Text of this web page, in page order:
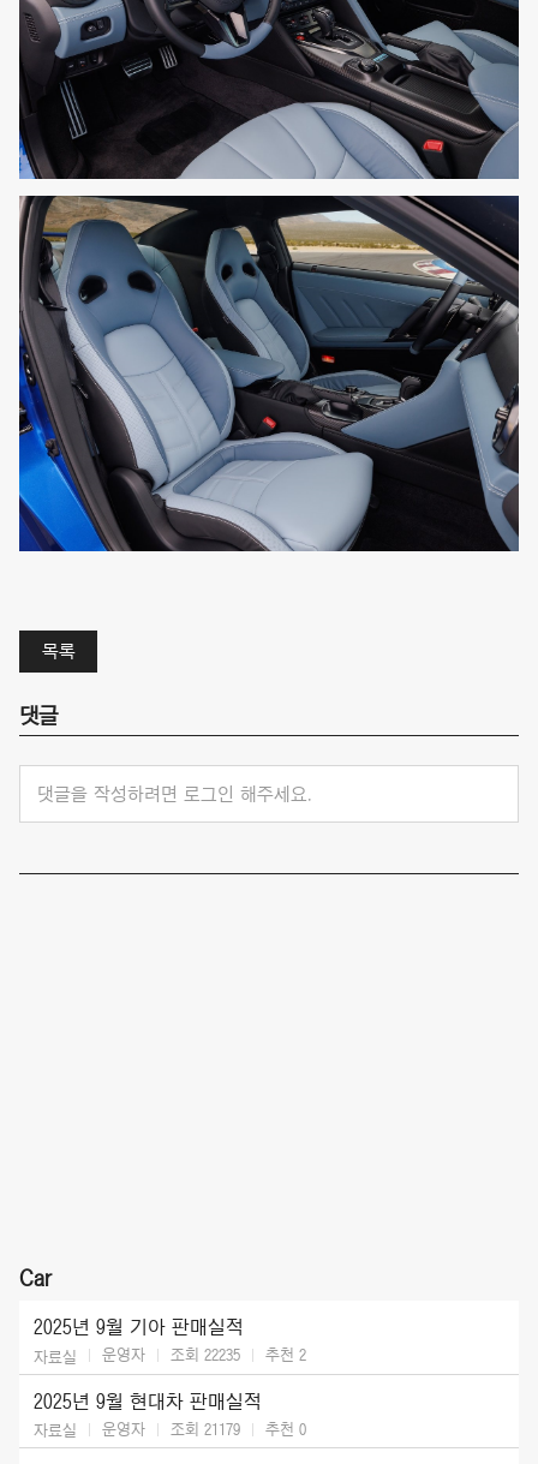
목록
댓글
댓글을 작성하려면 로그인 해주세요.
Car
2025년 9월 기아 판매실적
자료실 운영자 조회 22235 추천 2
2025년 9월 현대차 판매실적
자료실 운영자 조회 21179 추천 0